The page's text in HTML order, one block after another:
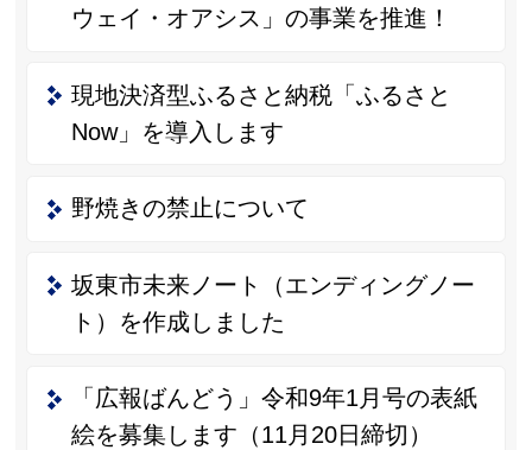
ウェイ・オアシス」の事業を推進！
現地決済型ふるさと納税「ふるさと
Now」を導入します
野焼きの禁止について
坂東市未来ノート（エンディングノー
ト）を作成しました
「広報ばんどう」令和9年1月号の表紙
絵を募集します（11月20日締切）